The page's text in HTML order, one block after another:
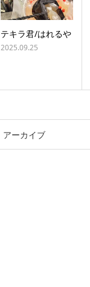
テキラ君/はれるや
2025.09.25
アーカイブ